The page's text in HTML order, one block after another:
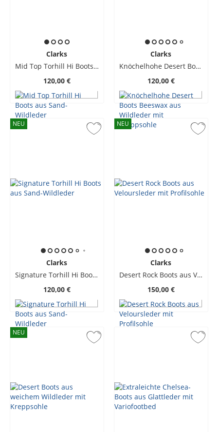
Clarks
Mid Top Torhill Hi Boots aus Sand-Wildleder
120,00 €
Clarks
Knöchelhohe Desert Boots Beeswax aus Wildleder mit Kreppsohle
120,00 €
NEU
Clarks
Signature Torhill Hi Boots aus Sand-Wildleder
120,00 €
NEU
Clarks
Desert Rock Boots aus Veloursleder mit Profilsohle
150,00 €
NEU